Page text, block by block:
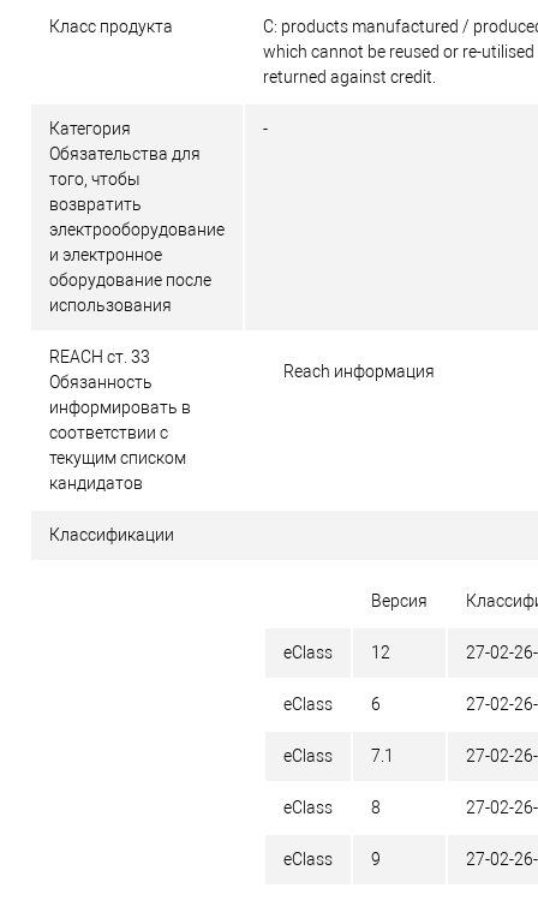
Класс продукта
C: products manufactured /
which cannot be reused or re-utilised
returned against credit.
Категория
Обязательства для
того, чтобы
возвратить
электрооборудование
и электронное
оборудование после
использования
-
REACH ст. 33
Обязанность
информировать в
соответствии с
текущим списком
кандидатов
Reach информация
Классификации
Версия
eClass 12 27-02-
eClass 6 27-02-
eClass 7.1 27-02-
eClass 8 27-02-
eClass 9 27-02-